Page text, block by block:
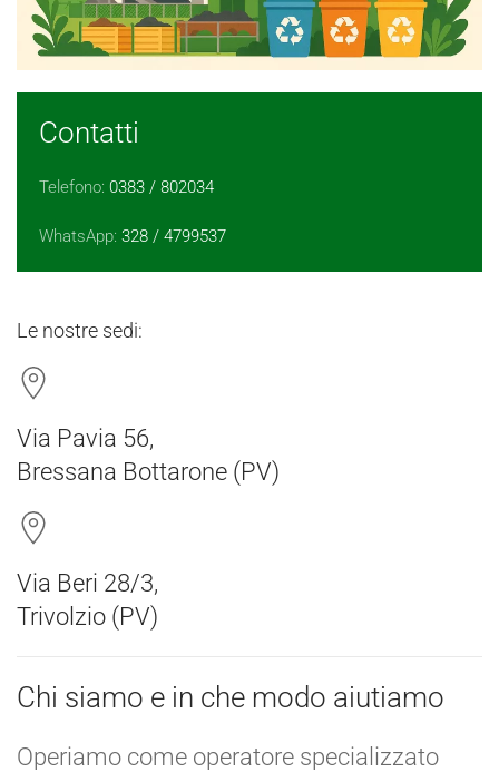
Contatti
Telefono: 0383 / 802034
WhatsApp: 328 / 4799537
Le nostre sedi:
Via Pavia 56,
Bressana Bottarone (PV)
Via Beri 28/3,
Trivolzio (PV)
Chi siamo e in che modo aiutiamo
Operiamo come operatore specializzato